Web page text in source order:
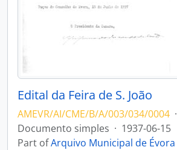
Edital da Feira de S. João
AMEVR/AI/CME/B/A/003/034/0004 ·
Documento simples · 1937-06-15
Part ofArquivo Municipal de Évora